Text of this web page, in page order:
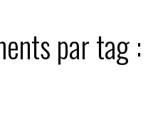
par tag :